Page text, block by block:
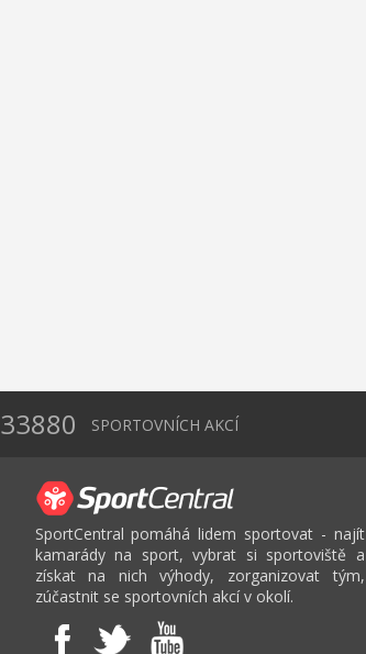
33880 SPORTOVNÍCH AKCÍ
SportCentral pomáhá lidem sportovat - najít
kamarády na sport, vybrat si sportoviště a
získat na nich výhody, zorganizovat tým,
zúčastnit se sportovních akcí v okolí.